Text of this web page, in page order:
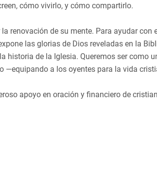
cómo vivirlo, y cómo compartirlo.
renovación de su mente. Para ayudar con
las glorias de Dios reveladas en la
historia de la Iglesia. Queremos ser como
—equipando a los oyentes para la vida
apoyo en oración y financiero de